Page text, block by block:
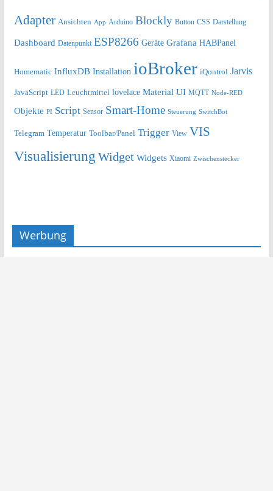
Adapter Ansichten App Arduino Blockly Button CSS Darstellung
Dashboard Datenpunkt ESP8266 Geräte Grafana HABPanel
Homematic InfluxDB Installation ioBroker iQontrol Jarvis
JavaScript LED Leuchtmittel lovelace Material UI MQTT Node-RED
Objekte PI Script Sensor Smart-Home Steuerung SwitchBot
Telegram Temperatur Toolbar/Panel Trigger View VIS
Visualisierung Widget Widgets Xiaomi Zwischenstecker
Werbung